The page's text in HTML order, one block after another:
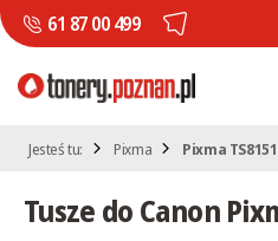
61 87 00 499
Jesteś tu: Pixma Pixma TS8151
Tusze do Canon